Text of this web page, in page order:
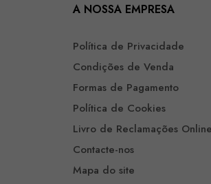
A NOSSA EMPRESA
Política de Privacidade
Condições de Venda
Formas de Pagamento
Política de Cookies
Livro de Reclamações Online
Contacte-nos
Mapa do site